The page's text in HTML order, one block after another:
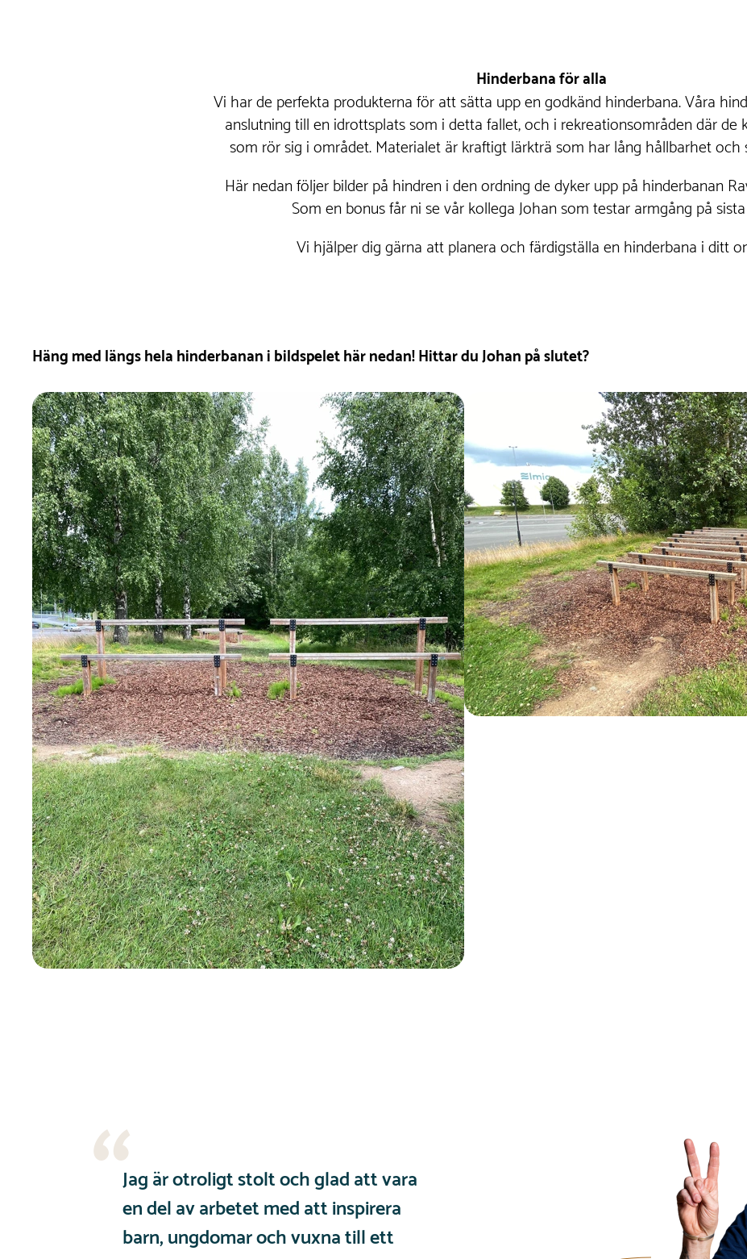
Hinderbana för alla
Vi har de perfekta produkterna för att sätta upp en godkänd hinderbana. Våra
anslutning till en idrottsplats som i detta fallet, och i rekreationsområden där de
som rör sig i området. Materialet är kraftigt lärkträ som har lång hållbarhet och
Här nedan följer bilder på hindren i den ordning de dyker upp på hinderbanan
Som en bonus får ni se vår kollega Johan som testar armgång på
Vi hjälper dig gärna att planera och färdigställa en hinderbana i ditt
Häng med längs hela hinderbanan i bildspelet här nedan! Hittar du Johan på slutet?
Jag är otroligt stolt och glad att vara
en del av arbetet med att inspirera
barn, ungdomar och vuxna till ett